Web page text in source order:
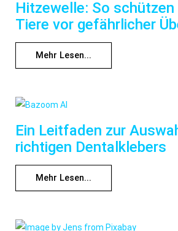
Hitzewelle: So schützen
Tiere vor gefährlicher
Mehr Lesen...
Ein Leitfaden zur
richtigen Dentalklebers
Mehr Lesen...